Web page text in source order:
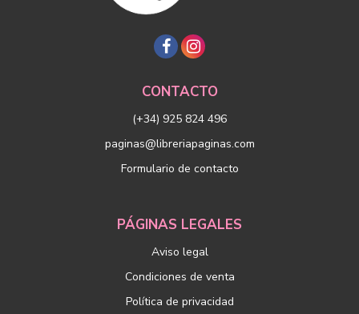
CONTACTO
(+34) 925 824 496
paginas@libreriapaginas.com
Formulario de contacto
PÁGINAS LEGALES
Aviso legal
Condiciones de venta
Política de privacidad